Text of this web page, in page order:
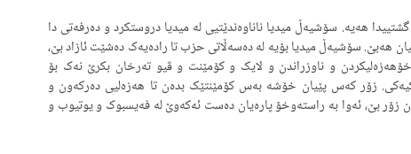
هەیە. سۆشیەڵ میدیا ناناوەندێتیی لە میدیا دروستکرد و دەرفەتی دا
هەبێ. سۆشیەڵ میدیا بۆیە لە دەسەڵاتی حزب تا رادەیەک دەشێت ئازاد بێ،
و ناوزراندن و لایک و کۆمێنت و ڤیو تەرخان بکرێ نەک بۆ
زۆر کەس پێیان خۆشە بەس کۆمێنتێک بدەن تا هەزەلیی دەرکەون و
زۆر بێ، ئەوا بە راستەوخۆ پارەیان دەست ئەکەوێ لە فەیسبوک و یوتیوب و